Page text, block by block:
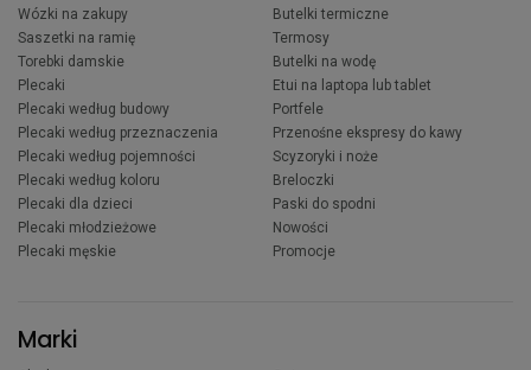
Wózki na zakupy
Saszetki na ramię
Torebki damskie
Plecaki
Plecaki według budowy
Plecaki według przeznaczenia
Plecaki według pojemności
Plecaki według koloru
Plecaki dla dzieci
Plecaki młodzieżowe
Plecaki męskie
Butelki termiczne
Termosy
Butelki na wodę
Etui na laptopa lub tablet
Portfele
Przenośne ekspresy do kawy
Scyzoryki i noże
Breloczki
Paski do spodni
Nowości
Promocje
Marki